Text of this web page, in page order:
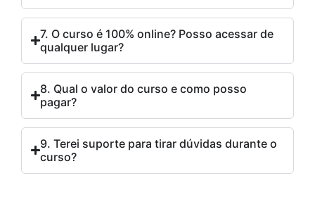
7. O curso é 100% online? Posso acessar de
qualquer lugar?
8. Qual o valor do curso e como posso
pagar?
9. Terei suporte para tirar dúvidas durante o
curso?